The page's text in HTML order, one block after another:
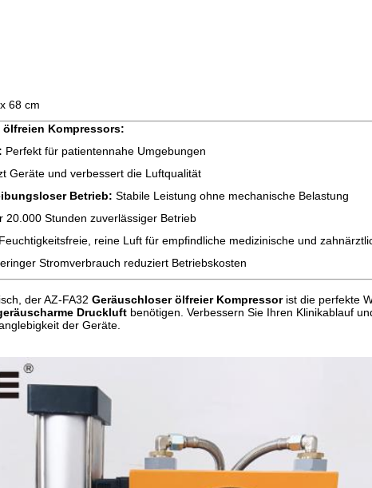
68 cm
Kompressors:
Perfekt für patientennahe Umgebungen
Geräte und verbessert die Luftqualität
Betrieb: Stabile Leistung ohne mechanische Belastung
20.000 Stunden zuverlässiger Betrieb
Feuchtigkeitsfreie, reine Luft für empfindliche medizinische und
Stromverbrauch reduziert Betriebskosten
der AZ-FA32 Geräuschloser ölfreier Kompressorist die perfekte
Druckluft benötigen. Verbessern Sie Ihren Klinikablauf
der Geräte.